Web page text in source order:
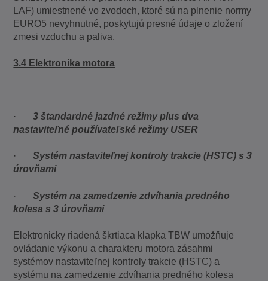
LAF) umiestnené vo zvodoch, ktoré sú na plnenie normy
EURO5 nevyhnutné, poskytujú presné údaje o zložení
zmesi vzduchu a paliva.
3.4 Elektronika motora
·3 štandardné jazdné režimy plus dva
nastaviteľné používateľské režimy USER
·Systém nastaviteľnej kontroly trakcie (HSTC) s 3
úrovňami
·Systém na zamedzenie zdvíhania predného
kolesa s 3 úrovňami
Elektronicky riadená škrtiaca klapka TBW umožňuje
ovládanie výkonu a charakteru motora zásahmi
systémov nastaviteľnej kontroly trakcie (HSTC) a
systému na zamedzenie zdvíhania predného kolesa